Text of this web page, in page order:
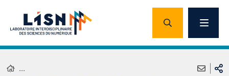
...